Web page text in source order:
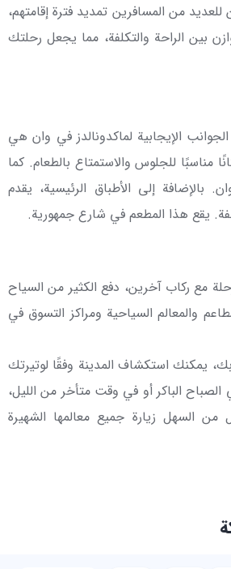
من المسافرين تمديد فترة إقامتهم،
بين الراحة والتكلفة، مما يجعل رحلتك
الإيجابية لماكدونالدز في وان هي
مناسبًا للجلوس والاستمتاع بالطعام. كما
بالإضافة إلى الأطباق الرئيسية، يقدم
يقع هذا المطعم في شارع جمهورية.
مع ركاب آخرين، دفع الكثير من السياح
والمعالم السياحية ومراكز التسوق في
يمكنك استكشاف المدينة وفقًا لوتيرتك
الباكر أو في وقت متأخر من الليل،
السهل زيارة جميع معالمها الشهيرة